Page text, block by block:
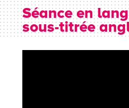
Séance en
sous-titrée